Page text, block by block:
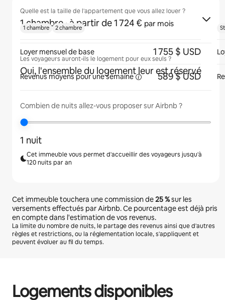
Quelle est la taille de l'appartement que vous allez louer ?
1 chambre · à partir de 1 724 € par mois
Les voyageurs auront-ils le logement pour eux seuls ?
Oui, l'ensemble du logement leur est réservé
Combien de nuits allez-vous proposer sur Airbnb ?
1 nuit
Cet immeuble vous permet d'accueillir des voyageurs jusqu'à
120 nuits par an
Cet immeuble touchera une commission de25 %sur les
versements effectués par Airbnb. Ce pourcentage est déjà pris
en compte dans l'estimation de vos revenus.
La limite du nombre de nuits, le partage des revenus ainsi que d'autres
règles et restrictions, ou la réglementation locale, s'appliquent et
peuvent évoluer au fil du temps.
Logements disponibles
1 chambre 2 chambre
Loyer mensuel de base 1 755 $ USD
Revenus moyens pour unesemaine 589 $ USD